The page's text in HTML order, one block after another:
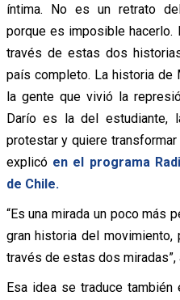
íntima. No es un retrato
porque es imposible hacerlo.
través de estas dos
país completo. La historia de
la gente que vivió la
Darío es la del estudiante,
protestar y quiere
explicó en el programa
de Chile.
“Es una mirada un poco más
gran historia del
través de estas dos miradas”,
Esa idea se traduce también